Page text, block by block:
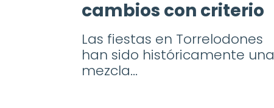
cambios con criterio
Las fiestas en Torrelodones
han sido históricamente una
mezcla...